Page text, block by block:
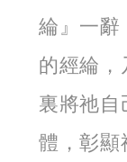
綸』一辭
的經綸，
裏將祂自
體，彰顯